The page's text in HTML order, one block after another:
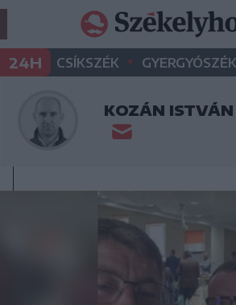
24H CSÍKSZÉK • GYERGYÓSZÉK
KOZÁN ISTVÁN